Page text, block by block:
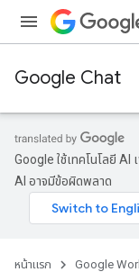
Google Chat
Google ใช้เทคโนโลยี
AI อาจมีข้อผิดพลาด
หน้าแรก Google